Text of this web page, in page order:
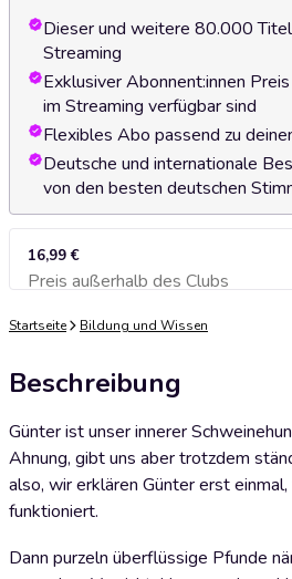
Dieser und weitere 80.000
Streaming
Exklusiver Abonnent:innen
im Streaming verfügbar sind
Flexibles Abo passend zu
Deutsche und internationale
von den besten deutschen
16,99 €
Preis außerhalb des Clubs
Zum Warenkorb
Startseite Bildung und Wissen
Beschreibung
Günter ist unser innerer
Ahnung, gibt uns aber trotzdem
also, wir erklären Günter erst
funktioniert.
Dann purzeln überflüssige Pfunde